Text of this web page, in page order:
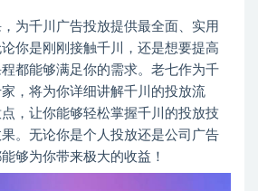
为千川广告投放提供最全面、实用
你是刚刚接触千川，还是想要提高
都能够满足你的需求。老七作为千
，将为你详细讲解千川的投放流
，让你能够轻松掌握千川的投放技
。无论你是个人投放还是公司广告
够为你带来极大的收益！